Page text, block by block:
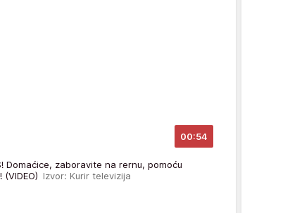
00:54
Domaćice, zaboravite na rernu, pomoću
Izvor: Kurir televizija